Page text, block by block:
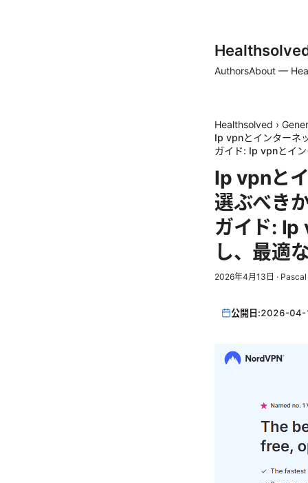
AuthorsAbout —
Healthsolved ›
Ip vpnとインターネ
ガイド: Ip vpnとイ
Ip vpnと
選ぶべき
ガイド: Ip
し、最適
2026年4月13日 ·
公開日:2026-04-